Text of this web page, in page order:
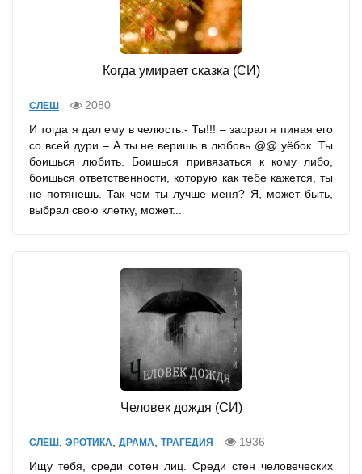
Когда умирает сказка (СИ)
СЛЕШ
2080
И тогда я дал ему в челюсть.- Ты!!! – заорал я пиная его
со всей дури – А ты не веришь в любовь @@ уёбок. Ты
боишься любить. Боишься привязаться к кому либо,
боишься ответственности, которую как тебе кажется, ты
не потянешь. Так чем ты лучше меня? Я, может быть,
выбрал свою клетку, может...
Человек дождя (СИ)
СЛЕШ ЭРОТИКА ДРАМА ТРАГЕДИЯ
1936
Ищу тебя, среди сотен лиц. Среди стен человеческих